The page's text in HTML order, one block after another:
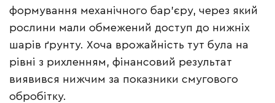
формування механічного бар’єру, через який
рослини мали обмежений доступ до нижніх
шарів ґрунту. Хоча врожайність тут була на
рівні з рихленням, фінансовий результат
виявився нижчим за показники смугового
обробітку.